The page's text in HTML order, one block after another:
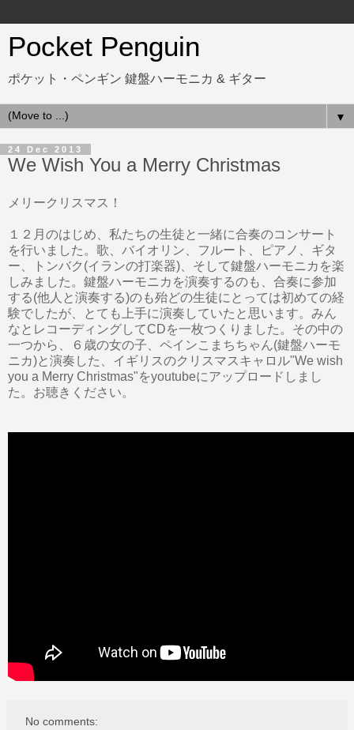
Pocket Penguin
ポケット・ペンギン 鍵盤ハーモニカ & ギター
▼
24 Dec 2013
We Wish You a Merry Christmas
メリークリスマス！
１２月のはじめ、私たちの生徒と一緒に合奏のコンサート
を行いました。歌、バイオリン、フルート、ピアノ、ギタ
ー、トンバク(イランの打楽器)、そして鍵盤ハーモニカを楽
しみました。鍵盤ハーモニカを演奏するのも、合奏に参加
する(他人と演奏する)のも殆どの生徒にとっては初めての経
験でしたが、とても上手に演奏していたと思います。みん
なとレコーディングしてCDを一枚つくりました。その中の
一つから、６歳の女の子、ペインこまちちゃん(鍵盤ハーモ
ニカ)と演奏した、イギリスのクリスマスキャロル"We wish
you a Merry Christmas"をyoutubeにアップロードしまし
た。お聴きください。
No comments: